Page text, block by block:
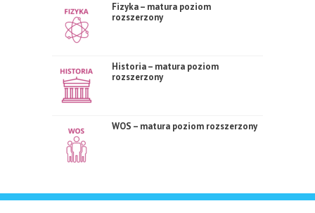
Fizyka – matura poziom
rozszerzony
Historia – matura poziom
rozszerzony
WOS – matura poziom rozszerzony